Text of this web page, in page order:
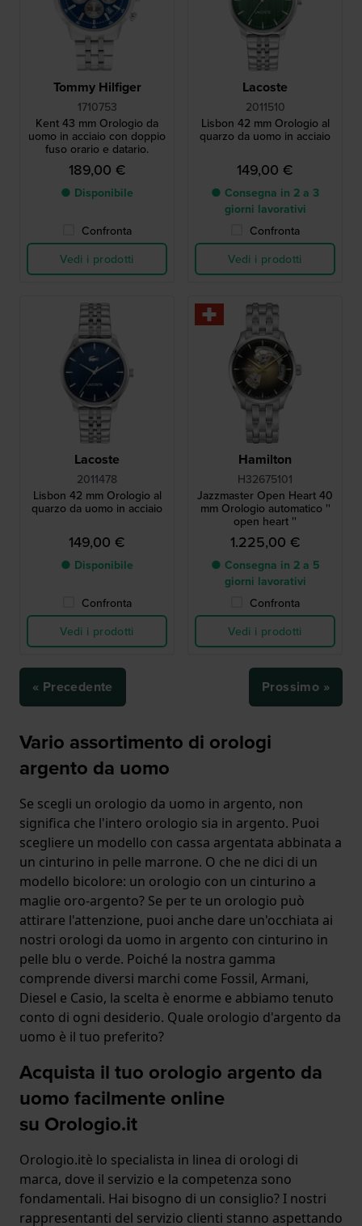
Tommy Hilfiger
1710753
Kent 43 mm Orologio da
uomo in acciaio con doppio
fuso orario e datario.
189,00 €
● Disponibile
Confronta
Vedi i prodotti
Lacoste
2011510
Lisbon 42 mm Orologio al
quarzo da uomo in acciaio
149,00 €
● Consegna in 2 a 3
giorni lavorativi
Confronta
Vedi i prodotti
Lacoste
2011478
Lisbon 42 mm Orologio al
quarzo da uomo in acciaio
149,00 €
● Disponibile
Confronta
Vedi i prodotti
Hamilton
H32675101
Jazzmaster Open Heart 40
mm Orologio automatico ''
open heart ''
1.225,00 €
● Consegna in 2 a 5
giorni lavorativi
Confronta
Vedi i prodotti
« Precedente Prossimo »
Vario assortimento di orologi
argento da uomo
Se scegli un orologio da uomo in argento, non
significa che l'intero orologio sia in argento. Puoi
scegliere un modello con cassa argentata abbinata a
un cinturino in pelle marrone. O che ne dici di un
modello bicolore: un orologio con un cinturino a
maglie oro-argento? Se per te un orologio può
attirare l'attenzione, puoi anche dare un'occhiata ai
nostri orologi da uomo in argento con cinturino in
pelle blu o verde. Poiché la nostra gamma
comprende diversi marchi come Fossil, Armani,
Diesel e Casio, la scelta è enorme e abbiamo tenuto
conto di ogni desiderio. Quale orologio d'argento da
uomo è il tuo preferito?
Acquista il tuo orologio argento da
uomo facilmente online
su Orologio.it
Orologio.itè lo specialista in linea di orologi di
marca, dove il servizio e la competenza sono
fondamentali. Hai bisogno di un consiglio? I nostri
rappresentanti del servizio clienti stanno aspettando